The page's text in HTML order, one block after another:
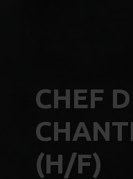
CHEF
(H/F)